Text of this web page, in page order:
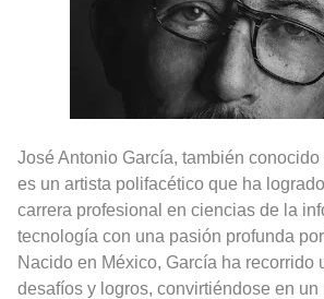
José Antonio García, también
es un artista polifacético que ha
carrera profesional en ciencias de la
tecnología con una pasión profunda
Nacido en México, García ha recorrido
desafíos y logros, convirtiéndose en un